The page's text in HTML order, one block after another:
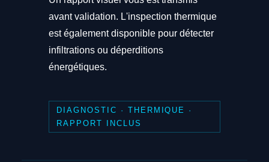
avant validation. L'inspection thermique
est également disponible pour détecter
infiltrations ou déperditions
énergétiques.
DIAGNOSTIC · THERMIQUE ·
RAPPORT INCLUS